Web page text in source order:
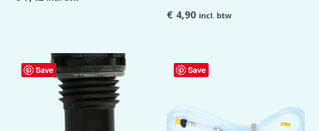
€ 4,90 incl. btw
Save Save